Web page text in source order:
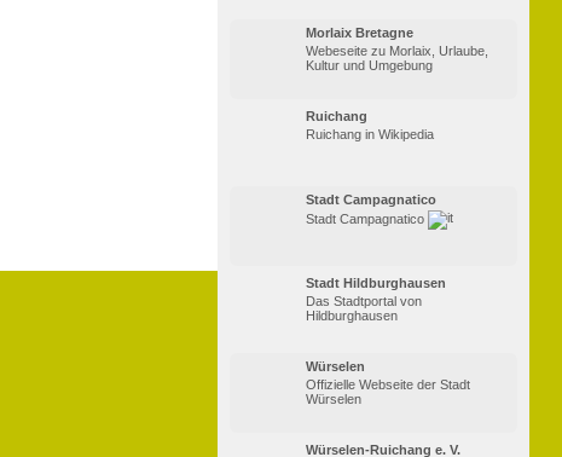
Morlaix Bretagne
Webeseite zu Morlaix, Urlaube,
Kultur und Umgebung
Ruichang
Ruichang in Wikipedia
Stadt Campagnatico
Stadt Campagnatico
Stadt Hildburghausen
Das Stadtportal von
Hildburghausen
Würselen
Offizielle Webseite der Stadt
Würselen
Würselen-Ruichang e. V.